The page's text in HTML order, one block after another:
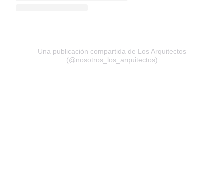
Una publicación compartida de Los Arquitectos
(@nosotros_los_arquitectos)